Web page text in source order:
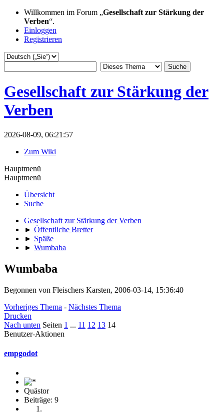
Willkommen im Forum „Gesellschaft zur Stärkung der
Verben“.
Einloggen
Registrieren
Gesellschaft zur Stärkung der
Verben
2026-08-09, 06:21:57
Zum Wiki
Hauptmenü
Hauptmenü
Übersicht
Suche
Gesellschaft zur Stärkung der Verben
► Öffentliche Bretter
► Späße
► Wumbaba
Wumbaba
Begonnen von Fleischers Karsten, 2006-03-14, 15:36:40
Vorheriges Thema - Nächstes Thema
Drucken
Nach unten Seiten 1 ... 11 12 13 14
Benutzer-Aktionen
empgodot
Quästor
Beiträge: 9